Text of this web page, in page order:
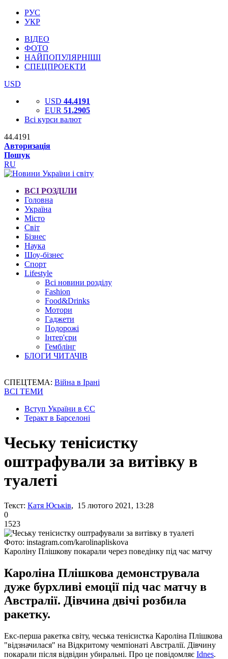
РУС
УКР
ВІДЕО
ФОТО
НАЙПОПУЛЯРНІШІ
СПЕЦПРОЕКТИ
USD
USD 44.4191
EUR 51.2905
Всі курси валют
44.4191
Авторизація
Пошук
RU
ВСІ РОЗДІЛИ
Головна
Україна
Місто
Світ
Бізнес
Наука
Шоу-бізнес
Спорт
Lifestyle
Всі новини розділу
Fashion
Food&Drinks
Мотори
Гаджети
Подорожі
Інтер'єри
Гемблінг
БЛОГИ ЧИТАЧІВ
СПЕЦТЕМА: Війна в Ірані
ВСІ ТЕМИ
Вступ України в ЄС
Теракт в Барселоні
Чеську тенісистку
оштрафували за витівку в
туалеті
Текст: Катя Юськів, 15 лютого 2021, 13:28
0
1523
Фото: instagram.com/karolinapliskova
Кароліну Плішкову покарали через поведінку під час матчу
Кароліна Плішкова демонструвала
дуже бурхливі емоції під час матчу в
Австралії. Дівчина двічі розбила
ракетку.
Екс-перша ракетка світу, чеська тенісистка Кароліна Плішкова
"відзначилася" на Відкритому чемпіонаті Австралії. Дівчину
покарали після відвідин убиральні. Про це повідомляє Іdnes.